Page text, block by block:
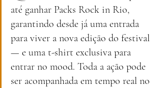
até ganhar Packs Rock in Rio,
garantindo desde já uma entrada
para viver a nova edição do festival
— e uma t-shirt exclusiva para
entrar no mood. Toda a ação pode
ser acompanhada em tempo real no